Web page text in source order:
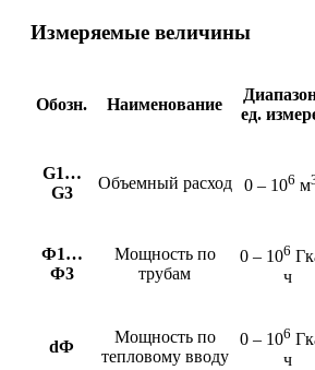
Измеряемые величины
Обозн. Наименование
ед.
G1…
G3
Объемный расход 0 – 106 м
Ф1…
Ф3
Мощность по
трубам
0 – 106
ч
dФ
Мощность по
тепловому вводу
0 – 106
ч